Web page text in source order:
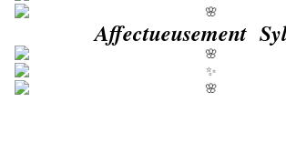
Affectueusement